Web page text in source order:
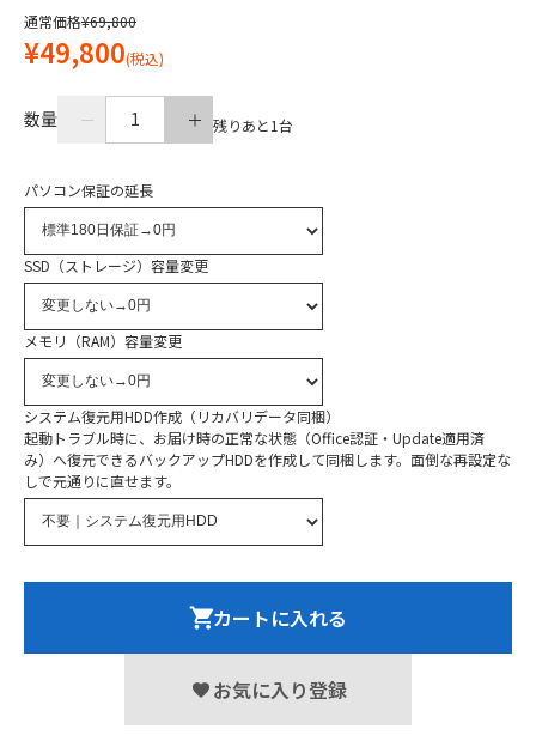
通常価格¥69,800
¥49,800(税込)
数量 1 残りあと1台
パソコン保証の延長
SSD（ストレージ）容量変更
メモリ（RAM）容量変更
システム復元用HDD作成（リカバリデータ同梱）
起動トラブル時に、お届け時の正常な状態（Office認証・Update適用済
み）へ復元できるバックアップHDDを作成して同梱します。面倒な再設定な
しで元通りに直せます。
カートに入れる
お気に入り登録